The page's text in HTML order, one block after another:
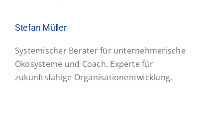
Stefan Müller
Systemischer Berater für unternehmerische
Ökosysteme und Coach. Experte für
zukunftsfähige Organisationentwicklung.